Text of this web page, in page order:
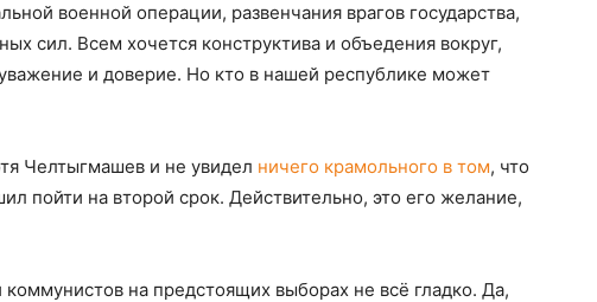
военной операции, развенчания врагов государства,
сил. Всем хочется конструктива и объедения вокруг,
и доверие. Но кто в нашей республике может
Челтыгмашев и не увидел ничего крамольного в том, что
пойти на второй срок. Действительно, это его желание,
на предстоящих выборах не всё гладко. Да,